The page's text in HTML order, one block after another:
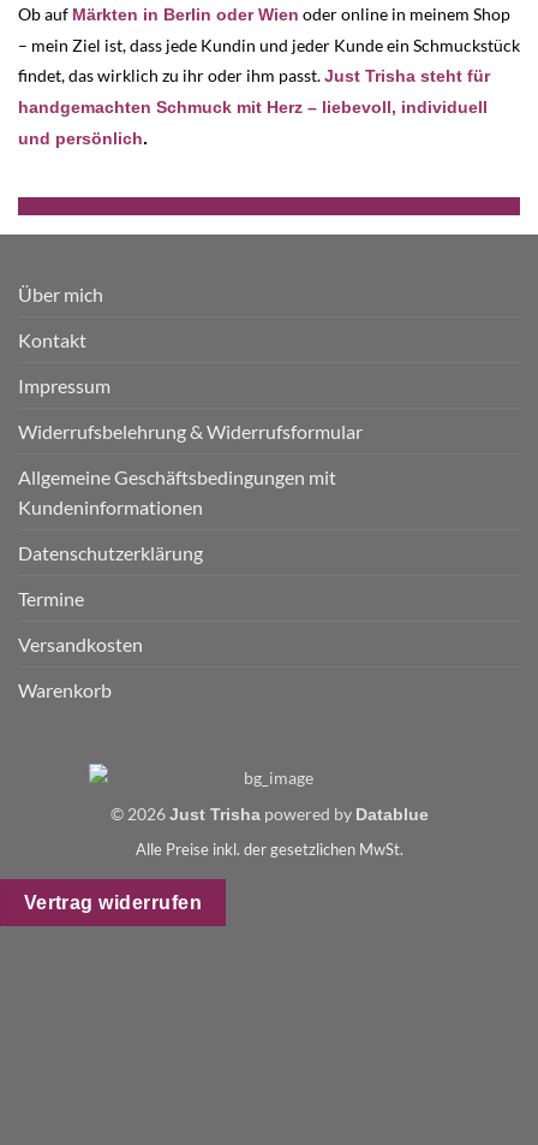
Ob auf Märkten in Berlin oder Wien oder online in meinem Shop
– mein Ziel ist, dass jede Kundin und jeder Kunde ein Schmuckstück
findet, das wirklich zu ihr oder ihm passt.Just Trisha steht für
handgemachten Schmuck mit Herz – liebevoll, individuell
und persönlich.
Über mich
Kontakt
Impressum
Widerrufsbelehrung & Widerrufsformular
Allgemeine Geschäftsbedingungen mit
Kundeninformationen
Datenschutzerklärung
Termine
Versandkosten
Warenkorb
© 2026Just Trishapowered by Datablue
Alle Preise inkl. der gesetzlichen MwSt.
Vertrag widerrufen